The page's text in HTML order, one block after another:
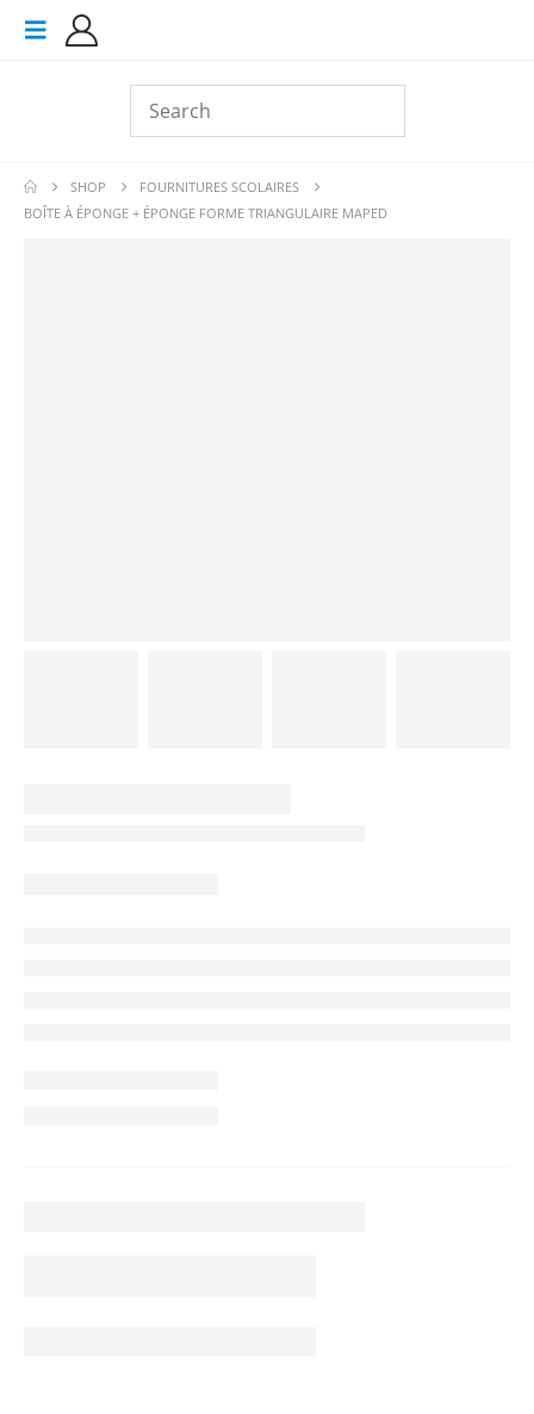
SHOP
FOURNITURES SCOLAIRES
BOÎTE À ÉPONGE + ÉPONGE FORME TRIANGULAIRE MAPED